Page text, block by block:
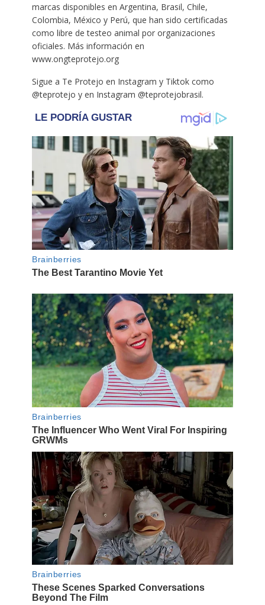
marcas disponibles en Argentina, Brasil, Chile,
Colombia, México y Perú, que han sido certificadas
como libre de testeo animal por organizaciones
oficiales. Más información en
www.ongteprotejo.org
Sigue a Te Protejo en Instagram y Tiktok como
@teprotejo y en Instagram @teprotejobrasil.